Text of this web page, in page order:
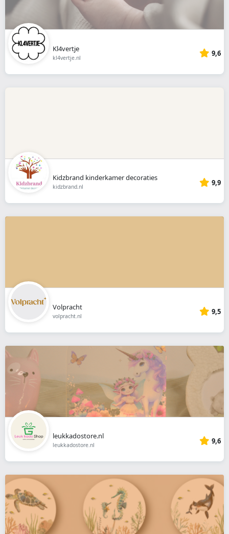
Kl4vertje
kl4vertje.nl 9,6
Kidzbrand kinderkamer decoraties
kidzbrand.nl 9,9
Volpracht
volpracht.nl 9,5
leukkadostore.nl
leukkadostore.nl 9,6